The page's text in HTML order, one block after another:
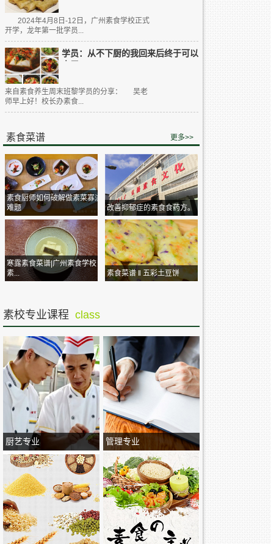
2024年4月8日-12日，广州素食学校正式
开学，龙年第一批学员...
学员：从不下厨的我回来后终于可以
来自素食养生周末班黎学员的分享： 吴老
师早上好！校长办素食...
素食菜谱 更多>>
素食厨师如何破解做素菜寡淡
难题
改善抑郁症的素食食药方。
寒露素食菜谱|广州素食学校
素...
素食菜谱 ‖ 五彩土豆饼
素校专业课程 class
厨艺专业 管理专业